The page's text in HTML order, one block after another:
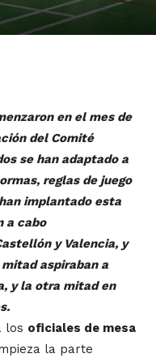
en el mes de
del Comité
se han adaptado a
reglas de juego
implantado esta
a cabo
y Valencia, y
aspiraban a
y la otra mitad en
los oficiales de mesa
la parte